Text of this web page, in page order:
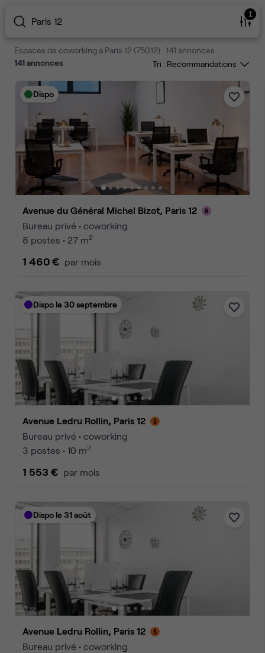
Paris 12
1
Espaces de coworking à Paris 12 (75012) : 141 annonces
141annonces Tri :
Dispo
Avenue du Général Michel Bizot, Paris 12
Bureau privé • coworking
8 postes • 27 m2
1 460 € par mois
Dispo le 30 septembre
Avenue Ledru Rollin, Paris 12
Bureau privé • coworking
3 postes • 10 m2
1 553 € par mois
Dispo le 31 août
Avenue Ledru Rollin, Paris 12
Bureau privé • coworking